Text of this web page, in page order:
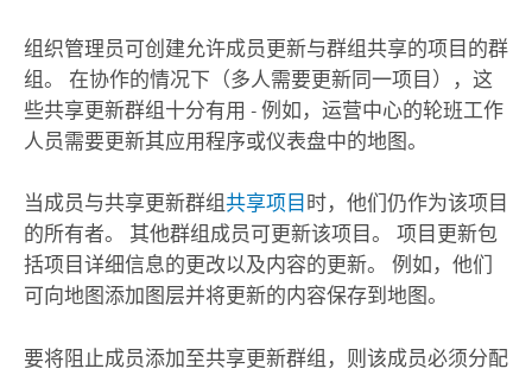
组织管理员可创建允许成员更新与群组共享的项目的群
组。 在协作的情况下（多人需要更新同一项目），这
些共享更新群组十分有用 - 例如，运营中心的轮班工作
人员需要更新其应用程序或仪表盘中的地图。
当成员与共享更新群组共享项目 时，他们仍作为该项目
的所有者。 其他群组成员可更新该项目。 项目更新包
括项目详细信息的更改以及内容的更新。 例如，他们
可向地图添加图层并将更新的内容保存到地图。
要将阻止成员添加至共享更新群组，则该成员必须分配